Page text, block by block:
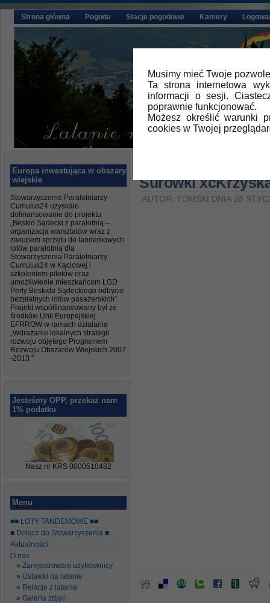
Musimy mieć Twoje
Ta strona internetowa
informacji o sesji.
poprawnie funkcjonować.
Możesz określić warunki
cookies w Twojej
Strona główna Pogoda Stacje pogodowe Kamery
Europa inwestująca w obszary
wiejskie
Stowarzyszenie Paralotniarzy
Cumulus24 uzyskało
dofinansowanie do projektu
„Beskid Sądecki z paralotnią –
organizacja warsztatów wraz z
zakupem sprzętu do tandemowych
lotów paralotnią dla
Stowarzyszenia Paralotniarzy
Cumulus24 w Kąclowej i
szkoleniem pilotów oraz
umożliwienie mieszkańcom LGD
Perły Beskidu Sądeckiego odbycie
bezpłatnych lotów pasażerskich”.
Projekt współfinansowany był ze
środków Unii Europejskiej
EFRROW w ramach działania
„Wdrażanie lokalnych strategii
rozwoju objętego Programem
Rozwoju Obszarów Wiejskich 2007
-2013.”
Jesteśmy OPP, przekaż nam
1% podatku
Nasz nr KRS 0000510482
Menu
■■ LOTY TANDEMOWE ■■
■ Dołącz do Stowarzyszenia ■
Aktualności
O nas
Zarejestrowani użytkownicy
Ustawki na latanie
Relacje z latania
Galeria zdjęć
Surówki
AUTOR: TOMSKI DNIA 28